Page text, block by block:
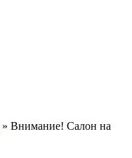
» Внимание! Салон на